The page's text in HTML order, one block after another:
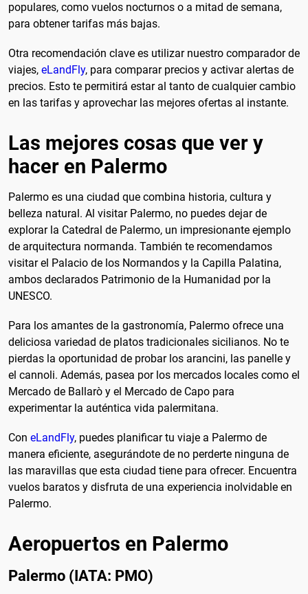
populares, como vuelos nocturnos o a mitad de semana,
para obtener tarifas más bajas.
Otra recomendación clave es utilizar nuestro comparador de
viajes, eLandFly, para comparar precios y activar alertas de
precios. Esto te permitirá estar al tanto de cualquier cambio
en las tarifas y aprovechar las mejores ofertas al instante.
Las mejores cosas que ver y
hacer en Palermo
Palermo es una ciudad que combina historia, cultura y
belleza natural. Al visitar Palermo, no puedes dejar de
explorar la Catedral de Palermo, un impresionante ejemplo
de arquitectura normanda. También te recomendamos
visitar el Palacio de los Normandos y la Capilla Palatina,
ambos declarados Patrimonio de la Humanidad por la
UNESCO.
Para los amantes de la gastronomía, Palermo ofrece una
deliciosa variedad de platos tradicionales sicilianos. No te
pierdas la oportunidad de probar los arancini, las panelle y
el cannoli. Además, pasea por los mercados locales como el
Mercado de Ballarò y el Mercado de Capo para
experimentar la auténtica vida palermitana.
Con eLandFly, puedes planificar tu viaje a Palermo de
manera eficiente, asegurándote de no perderte ninguna de
las maravillas que esta ciudad tiene para ofrecer. Encuentra
vuelos baratos y disfruta de una experiencia inolvidable en
Palermo.
Aeropuertos en Palermo
Palermo (IATA: PMO)